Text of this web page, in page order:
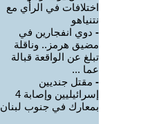
اختلافات في الرأي مع
نتنياهو
- دوي انفجارين في
مضيق هرمز.. وناقلة
تبلغ عن الواقعة قبالة
عما ...
- مقتل جنديين
إسرائيليين وإصابة 4
بمعارك في جنوب لبنان